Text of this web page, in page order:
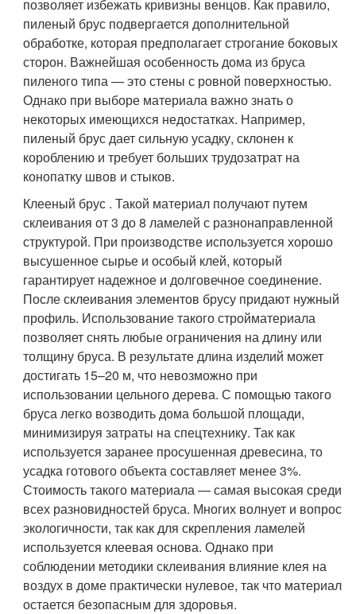
позволяет избежать кривизны венцов. Как правило,
пиленый брус подвергается дополнительной
обработке, которая предполагает строгание боковых
сторон. Важнейшая особенность дома из бруса
пиленого типа — это стены с ровной поверхностью.
Однако при выборе материала важно знать о
некоторых имеющихся недостатках. Например,
пиленый брус дает сильную усадку, склонен к
короблению и требует больших трудозатрат на
конопатку швов и стыков.
Клееный брус . Такой материал получают путем
склеивания от 3 до 8 ламелей с разнонаправленной
структурой. При производстве используется хорошо
высушенное сырье и особый клей, который
гарантирует надежное и долговечное соединение.
После склеивания элементов брусу придают нужный
профиль. Использование такого стройматериала
позволяет снять любые ограничения на длину или
толщину бруса. В результате длина изделий может
достигать 15–20 м, что невозможно при
использовании цельного дерева. С помощью такого
бруса легко возводить дома большой площади,
минимизируя затраты на спецтехнику. Так как
используется заранее просушенная древесина, то
усадка готового объекта составляет менее 3%.
Стоимость такого материала — самая высокая среди
всех разновидностей бруса. Многих волнует и вопрос
экологичности, так как для скрепления ламелей
используется клеевая основа. Однако при
соблюдении методики склеивания влияние клея на
воздух в доме практически нулевое, так что материал
остается безопасным для здоровья.